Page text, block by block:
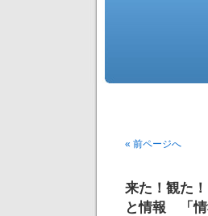
« 前ページへ
来た！観た
と情報 「情